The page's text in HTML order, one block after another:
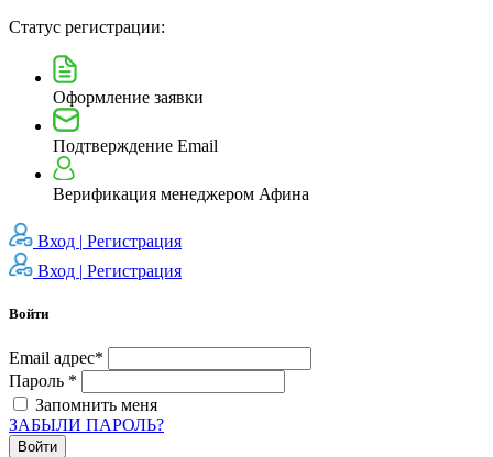
Статус регистрации:
Оформление заявки
Подтверждение Email
Верификация менеджером Афина
Вход | Регистрация
Вход | Регистрация
Войти
Email адрес*
Пароль *
Запомнить меня
ЗАБЫЛИ ПАРОЛЬ?
Войти